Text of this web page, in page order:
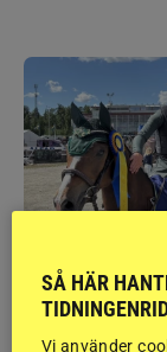
PONNYPAPPAN
Ponnypappan:
SÅ HÄR
Vi använder